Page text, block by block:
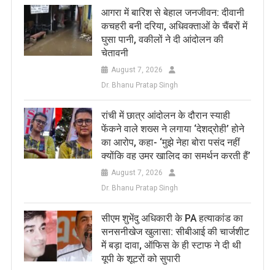
आगरा में बारिश से बेहाल जनजीवन: दीवानी
कचहरी बनी दरिया, अधिवक्ताओं के चैंबरों में
घुसा पानी, वकीलों ने दी आंदोलन की
चेतावनी
August 7, 2026
Dr. Bhanu Pratap Singh
रांची में छात्र आंदोलन के दौरान स्याही
फेंकने वाले शख्स ने लगाया ‘देशद्रोही’ होने
का आरोप, कहा- ‘मुझे नेहा बोरा पसंद नहीं
क्योंकि वह उमर खालिद का समर्थन करती हैं’
August 7, 2026
Dr. Bhanu Pratap Singh
सीएम शुभेंदु अधिकारी के PA हत्याकांड का
सनसनीखेज खुलासा: सीबीआई की चार्जशीट
में बड़ा दावा, ऑफिस के ही स्टाफ ने दी थी
यूपी के शूटरों को सुपारी